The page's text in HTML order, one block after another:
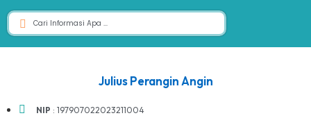
Julius Perangin Angin
NIP : 197907022023211004